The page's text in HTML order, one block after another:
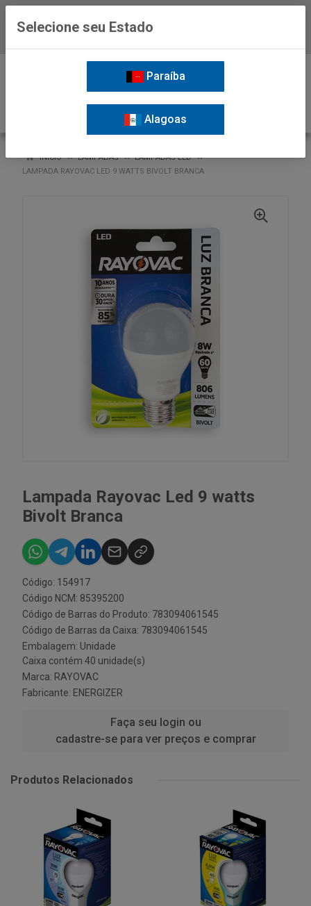
INÍCIO LAMPADAS
LAMPADAS LED
LAMPADA RAYOVAC LED 9 WATTS BIVOLT BRANCA
Lampada Rayovac Led 9 watts
Bivolt Branca
Código: 154917
Código NCM: 85395200
Código de Barras do Produto: 783094061545
Código de Barras da Caixa: 783094061545
Embalagem: Unidade
Caixa contém 40 unidade(s)
Marca: RAYOVAC
Fabricante: ENERGIZER
Faça seu login ou
cadastre-se para ver preços e comprar
Produtos Relacionados
Selecione seu Estado
Paraíba
Alagoas